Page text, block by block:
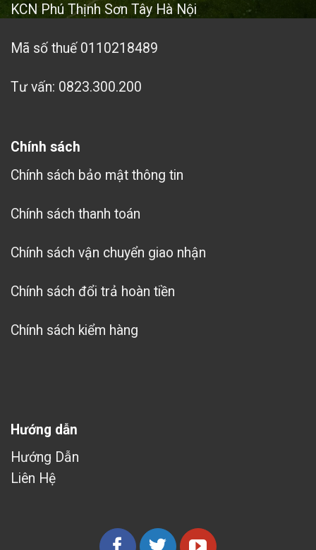
KCN Phú Thịnh Sơn Tây Hà Nội
Mã số thuế 0110218489
Tư vấn: 0823.300.200
Chính sách
Chính sách bảo mật thông tin
Chính sách thanh toán
Chính sách vận chuyển giao nhận
Chính sách đổi trả hoàn tiền
Chính sách kiểm hàng
Hướng dẫn
Hướng Dẫn
Liên Hệ